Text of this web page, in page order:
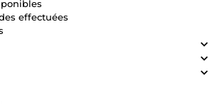
effectuées